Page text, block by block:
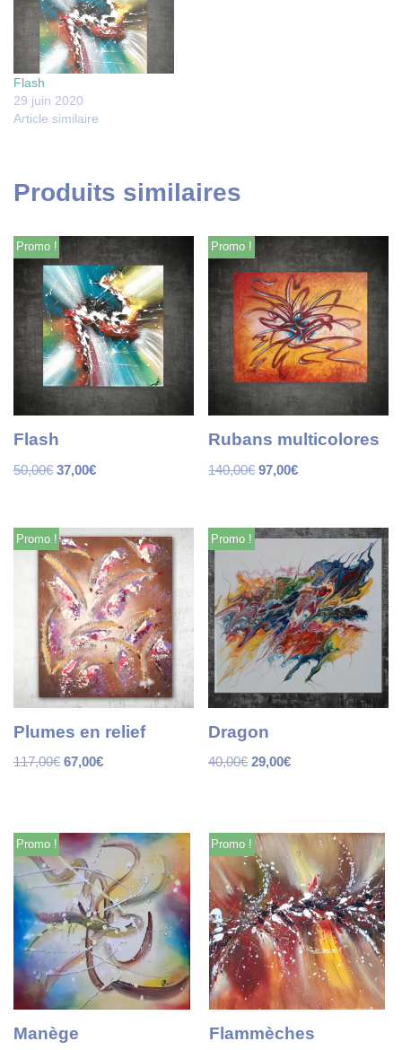
Flash
29 juin 2020
Article similaire
Produits similaires
Promo !
Flash
50,00€ 37,00€
Promo !
Rubans multicolores
140,00€ 97,00€
Promo !
Plumes en relief
117,00€ 67,00€
Promo !
Dragon
40,00€ 29,00€
Promo !
Manège
Promo !
Flammèches